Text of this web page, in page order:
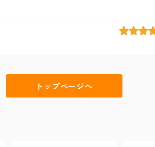
トップページへ